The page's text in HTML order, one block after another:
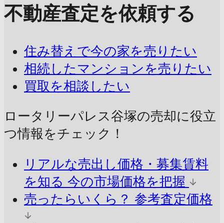
不動産査定を依頼する
住み替えで今の家を売りたい
相続したマンションを売りたい
買取を相談したい
ロータリーパレス谷塚の売却に役立
つ情報をチェック！
リアルな売出し価格・募集賃料
を知る 今の市場価格を把握
売ったらいくら？ 参考査定価格